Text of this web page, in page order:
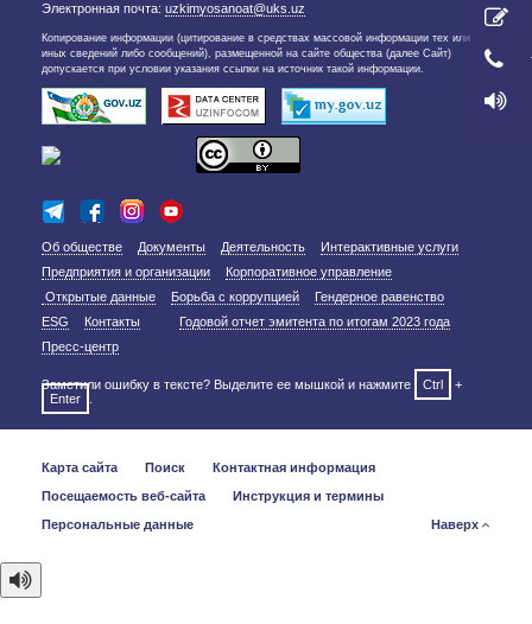
Электронная почта: uzkimyosanoat@uks.uz
Копирование информации (цитирование в средствах массовой информации тех или
иных сведений либо сообщений), размещенной на сайте общества (далее Сайт)
допускается при условии указания ссылки на источник такой информации.
Об обществе Документы Деятельность
Интерактивные услуги
Предприятия и организации
Корпоративное управление
Открытые данные
Борьба с коррупцией
Гендерное равенство
ESG
Контакты
Годовой отчет эмитента по итогам 2023 года
Пресс-центр
Заметили ошибку в тексте? Выделите ее мышкой и нажмите Ctrl
+
Enter
Карта сайта Поиск
Контактная информация
Посещаемость веб-сайта
Инструкция и термины
Персональные данные
Наверх